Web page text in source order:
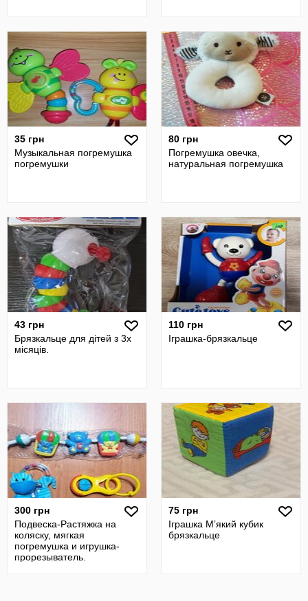
35 грн
Музыкальная погремушка
погремушки
80 грн
Погремушка овечка,
натуральная погремушка
43 грн
Брязкальце для дітей з 3х
місяців.
110 грн
Іграшка-брязкальце
300 грн
Подвеска-Растяжка на
коляску, мягкая
погремушка и игрушка-
прорезыватель.
75 грн
Іграшка Мʼякий кубик
брязкальце